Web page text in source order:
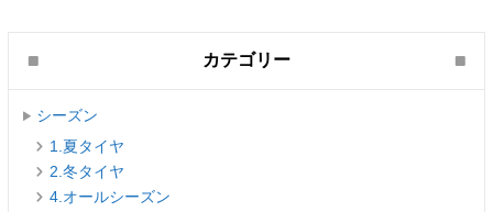
カテゴリー
シーズン
1.夏タイヤ
2.冬タイヤ
4.オールシーズン